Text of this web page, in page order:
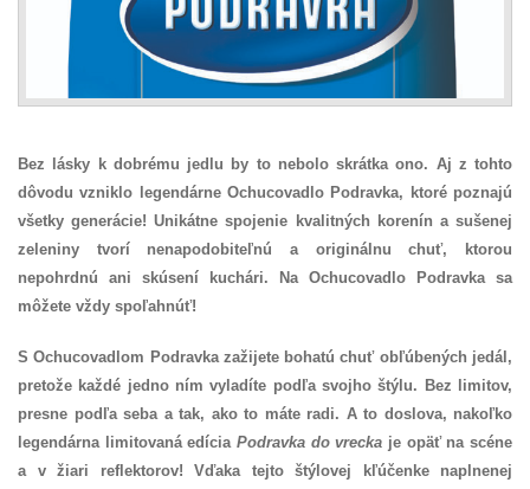
Bez lásky k dobrému jedlu by to nebolo skrátka ono. Aj z tohto
dôvodu vzniklo legendárne Ochucovadlo Podravka, ktoré poznajú
všetky generácie! Unikátne spojenie kvalitných korenín a sušenej
zeleniny tvorí nenapodobiteľnú a originálnu chuť, ktorou
nepohrdnú ani skúsení kuchári.
Na Ochucovadlo Podravka sa
môžete vždy spoľahnúť!
S Ochucovadlom Podravka zažijete bohatú chuť obľúbených jedál,
pretože každé jedno ním vyladíte podľa svojho štýlu. Bez limitov,
presne podľa seba a tak, ako to máte radi. A to doslova, nakoľko
legendárna limitovaná edícia Podravka do vrecka je opäť na scéne
a v žiari reflektorov! Vďaka tejto štýlovej kľúčenke naplnenej